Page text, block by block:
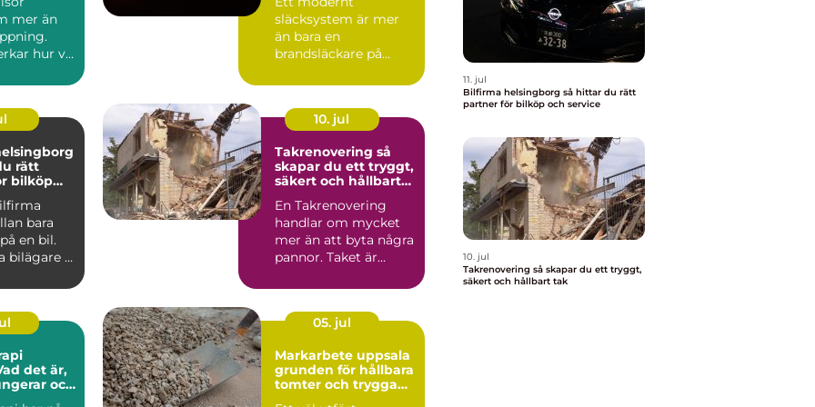
mer än
hur vi
släcksystem är mer
än bara en
brandsläckare på
genomtänkt lösning
som ...
rätt
bilköp
bara
en bil.
bilägare i
10. jul
Takrenovering så
skapar du ett tryggt,
säkert och hållbart
En Takrenovering
handlar om mycket
mer än att byta några
pannor. Taket är
skydd mo...
det är,
och
05. jul
Markarbete uppsala
grunden för hållbara
tomter och trygga
11. jul
Bilfirma helsingborg så hittar du rätt
partner för bilköp och service
10. jul
Takrenovering så skapar du ett tryggt,
säkert och hållbart tak